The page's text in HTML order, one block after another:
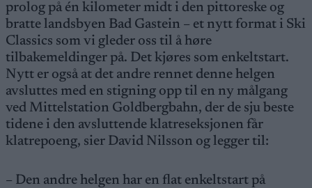
prolog på én kilometer midt i den pittoreske og
bratte landsbyen Bad Gastein – et nytt format i Ski
Classics som vi gleder oss til å høre
tilbakemeldinger på. Det kjøres som enkeltstart.
Nytt er også at det andre rennet denne helgen
avsluttes med en stigning opp til en ny målgang
ved Mittelstation Goldbergbahn, der de sju beste
tidene i den avsluttende klatreseksjonen får
klatrepoeng, sier David Nilsson og legger til:
– Den andre helgen har en flat enkeltstart på